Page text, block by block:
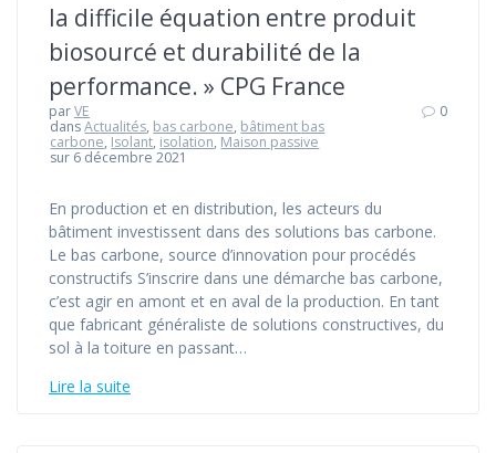
la difficile équation entre produit
biosourcé et durabilité de la
performance. » CPG France
parVE
dansActualités, bas carbone, bâtiment bas
carbone, Isolant, isolation, Maison passive
sur 6 décembre 2021
0
En production et en distribution, les acteurs du
bâtiment investissent dans des solutions bas carbone.
Le bas carbone, source d’innovation pour procédés
constructifs S’inscrire dans une démarche bas carbone,
c’est agir en amont et en aval de la production. En tant
que fabricant généraliste de solutions constructives, du
sol à la toiture en passant…
Lire la suite